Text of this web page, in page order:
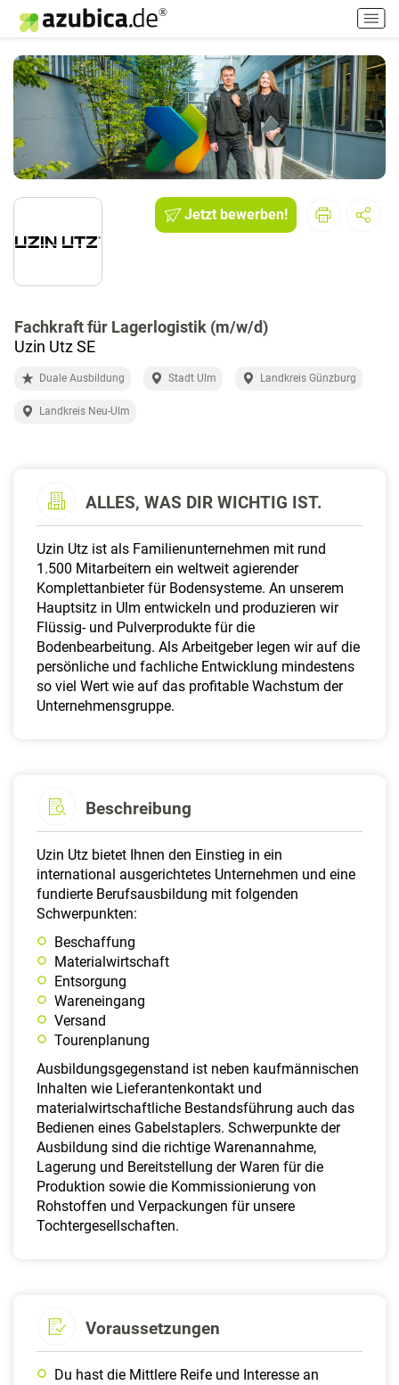
H
a
u
p
t
m
e
i
Jetzt bewerben!
Fachkraft für Lagerlogistik (m/w/d)
Uzin Utz SE
Duale Ausbildung Stadt Ulm Landkreis Günzburg
Landkreis Neu-Ulm
ALLES, WAS DIR WICHTIG IST.
Uzin Utz ist als Familienunternehmen mit rund
1.500 Mitarbeitern ein weltweit agierender
Komplettanbieter für Bodensysteme. An unserem
Hauptsitz in Ulm entwickeln und produzieren wir
Flüssig- und Pulverprodukte für die
Bodenbearbeitung. Als Arbeitgeber legen wir auf die
persönliche und fachliche Entwicklung mindestens
so viel Wert wie auf das profitable Wachstum der
Unternehmensgruppe.
Beschreibung
Uzin Utz bietet Ihnen den Einstieg in ein
international ausgerichtetes Unternehmen und eine
fundierte Berufsausbildung mit folgenden
Schwerpunkten:
Beschaffung
Materialwirtschaft
Entsorgung
Wareneingang
Versand
Tourenplanung
Ausbildungsgegenstand ist neben kaufmännischen
Inhalten wie Lieferantenkontakt und
materialwirtschaftliche Bestandsführung auch das
Bedienen eines Gabelstaplers. Schwerpunkte der
Ausbildung sind die richtige Warenannahme,
Lagerung und Bereitstellung der Waren für die
Produktion sowie die Kommissionierung von
Rohstoffen und Verpackungen für unsere
Tochtergesellschaften.
Voraussetzungen
Du hast die Mittlere Reife und Interesse an